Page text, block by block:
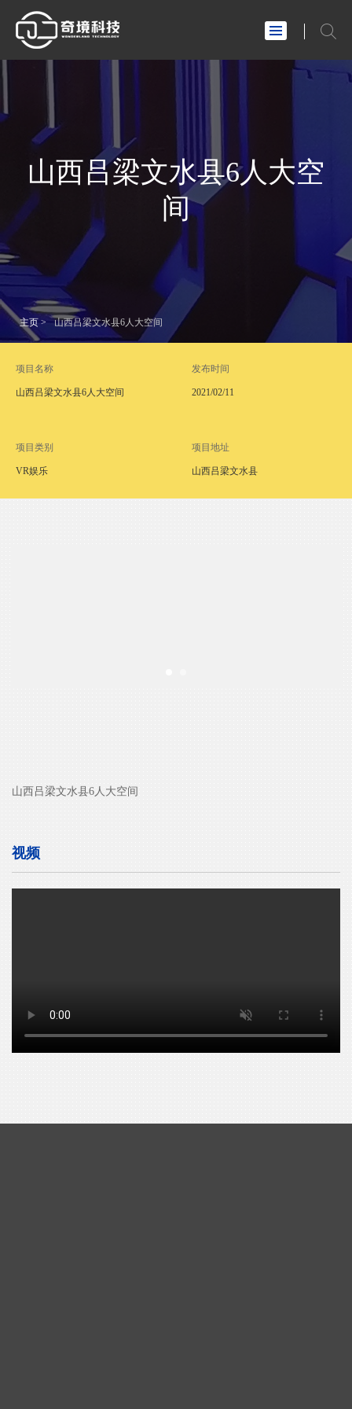
山西吕梁文水县6人大空
间
主页 > 山西吕梁文水县6人大空间
项目名称
山西吕梁文水县6人大空间
发布时间
2021/02/11
项目类别
VR娱乐
项目地址
山西吕梁文水县
山西吕梁文水县6人大空间
视频